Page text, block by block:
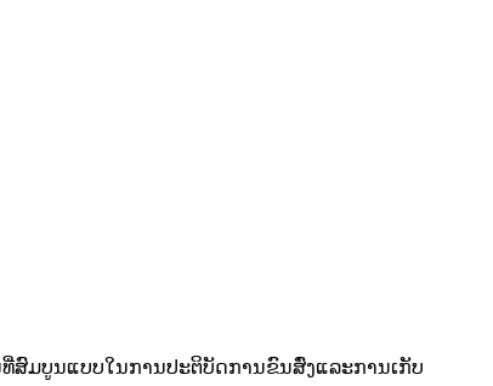
ທີ່ສົມບູນແບບໃນການປະຕິບັດການຂົນສົ່ງແລະການເກັບ